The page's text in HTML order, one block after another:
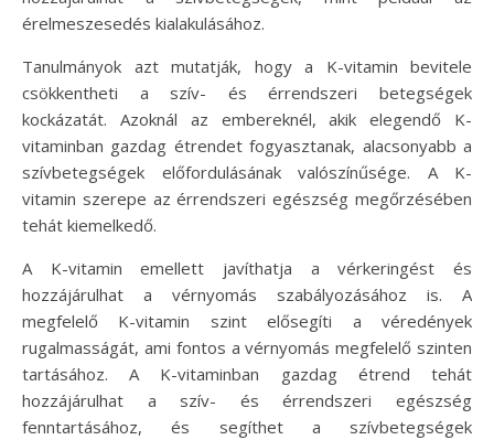
érelmeszesedés kialakulásához.
Tanulmányok azt mutatják, hogy a K-vitamin bevitele
csökkentheti a szív- és érrendszeri betegségek
kockázatát. Azoknál az embereknél, akik elegendő K-
vitaminban gazdag étrendet fogyasztanak, alacsonyabb a
szívbetegségek előfordulásának valószínűsége. A K-
vitamin szerepe az érrendszeri egészség megőrzésében
tehát kiemelkedő.
A K-vitamin emellett javíthatja a vérkeringést és
hozzájárulhat a vérnyomás szabályozásához is. A
megfelelő K-vitamin szint elősegíti a véredények
rugalmasságát, ami fontos a vérnyomás megfelelő szinten
tartásához. A K-vitaminban gazdag étrend tehát
hozzájárulhat a szív- és érrendszeri egészség
fenntartásához, és segíthet a szívbetegségek